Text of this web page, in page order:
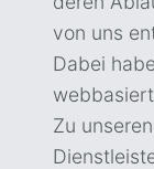
von uns
Dabei
Zu